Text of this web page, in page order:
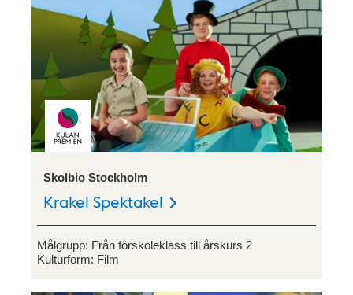
Skolbio Stockholm
Krakel Spektakel
Målgrupp: Från förskoleklass till årskurs 2
Kulturform: Film